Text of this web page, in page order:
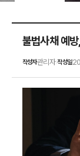
불법사채 예
작성자관리자|작성일